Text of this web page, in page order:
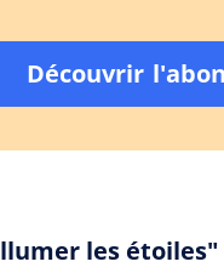
Découvrir
les